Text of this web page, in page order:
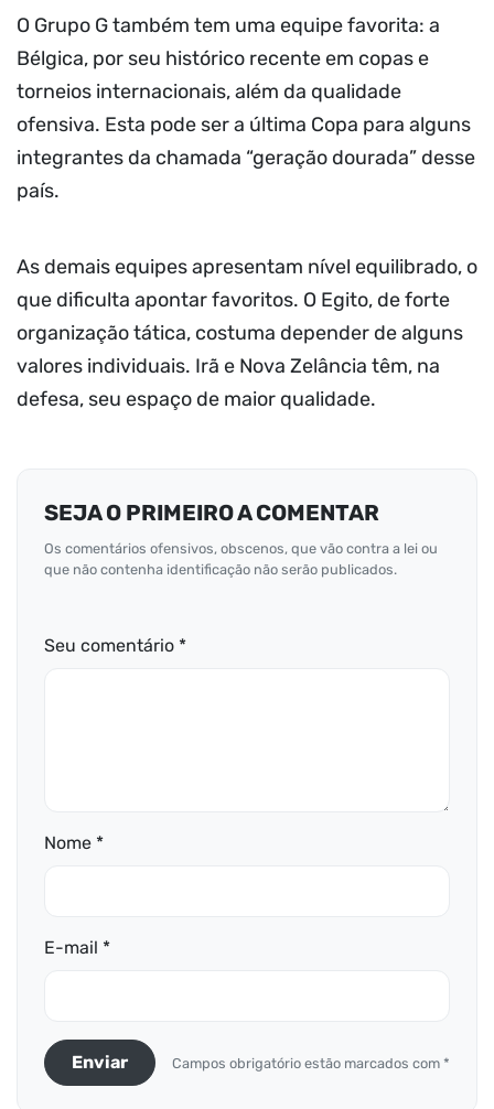
O Grupo G também tem uma equipe favorita: a
Bélgica, por seu histórico recente em copas e
torneios internacionais, além da qualidade
ofensiva. Esta pode ser a última Copa para alguns
integrantes da chamada “geração dourada” desse
país.
As demais equipes apresentam nível equilibrado, o
que dificulta apontar favoritos. O Egito, de forte
organização tática, costuma depender de alguns
valores individuais. Irã e Nova Zelância têm, na
defesa, seu espaço de maior qualidade.
SEJA O PRIMEIRO A COMENTAR
Os comentários ofensivos, obscenos, que vão contra a lei ou
que não contenha identificação não serão publicados.
Seu comentário *
Nome *
E-mail *
Enviar Campos obrigatório estão marcados com *